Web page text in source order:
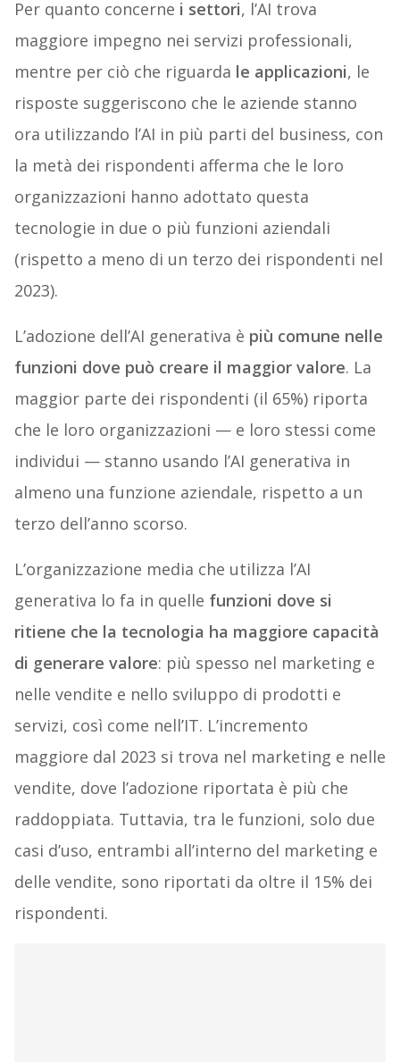
Per quanto concerne i settori, l’AI trova
maggiore impegno nei servizi professionali,
mentre per ciò che riguarda le applicazioni, le
risposte suggeriscono che le aziende stanno
ora utilizzando l’AI in più parti del business, con
la metà dei rispondenti afferma che le loro
organizzazioni hanno adottato questa
tecnologie in due o più funzioni aziendali
(rispetto a meno di un terzo dei rispondenti nel
2023).
L’adozione dell’AI generativa è più comune nelle
funzioni dove può creare il maggior valore. La
maggior parte dei rispondenti (il 65%) riporta
che le loro organizzazioni — e loro stessi come
individui — stanno usando l’AI generativa in
almeno una funzione aziendale, rispetto a un
terzo dell’anno scorso.
L’organizzazione media che utilizza l’AI
generativa lo fa in quelle funzioni dove si
ritiene che la tecnologia ha maggiore capacità
di generare valore: più spesso nel marketing e
nelle vendite e nello sviluppo di prodotti e
servizi, così come nell’IT. L’incremento
maggiore dal 2023 si trova nel marketing e nelle
vendite, dove l’adozione riportata è più che
raddoppiata. Tuttavia, tra le funzioni, solo due
casi d’uso, entrambi all’interno del marketing e
delle vendite, sono riportati da oltre il 15% dei
rispondenti.